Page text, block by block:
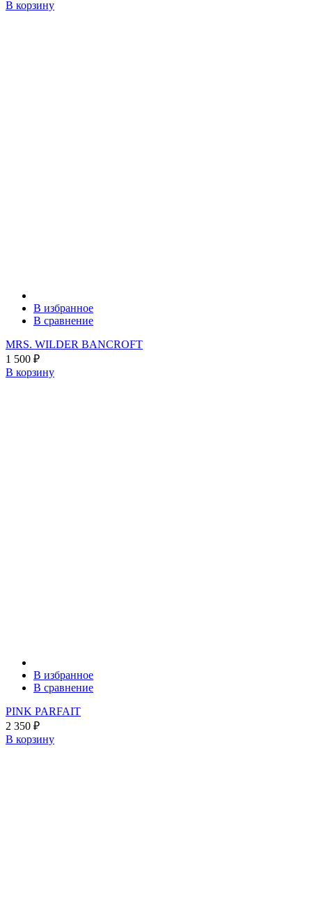
В корзину
В избранное
В сравнение
MRS. WILDER BANCROFT
1 500 ₽
В корзину
В избранное
В сравнение
PINK PARFAIT
2 350 ₽
В корзину